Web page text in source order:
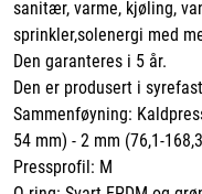
sanitær, varme, kjøling,
sprinkler,solenergi med
Den garanteres i 5 år.
Den er produsert i
Sammenføyning:
54 mm) - 2 mm (76,1-
Pressprofil: M